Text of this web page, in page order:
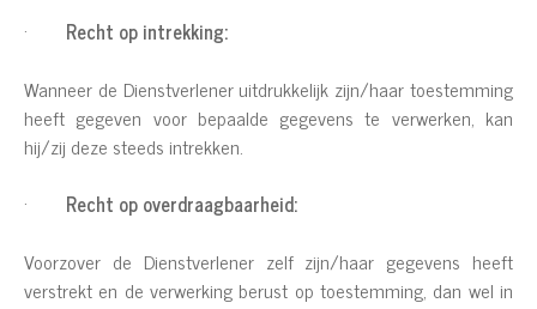
· Recht op intrekking:
Wanneer de Dienstverlener uitdrukkelijk zijn/haar toestemming
heeft gegeven voor bepaalde gegevens te verwerken, kan
hij/zij deze steeds intrekken.
· Recht op overdraagbaarheid:
Voorzover de Dienstverlener zelf zijn/haar gegevens heeft
verstrekt en de verwerking berust op toestemming, dan wel in